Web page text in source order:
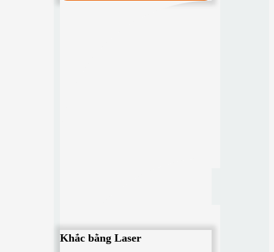
Khắc bằng Laser